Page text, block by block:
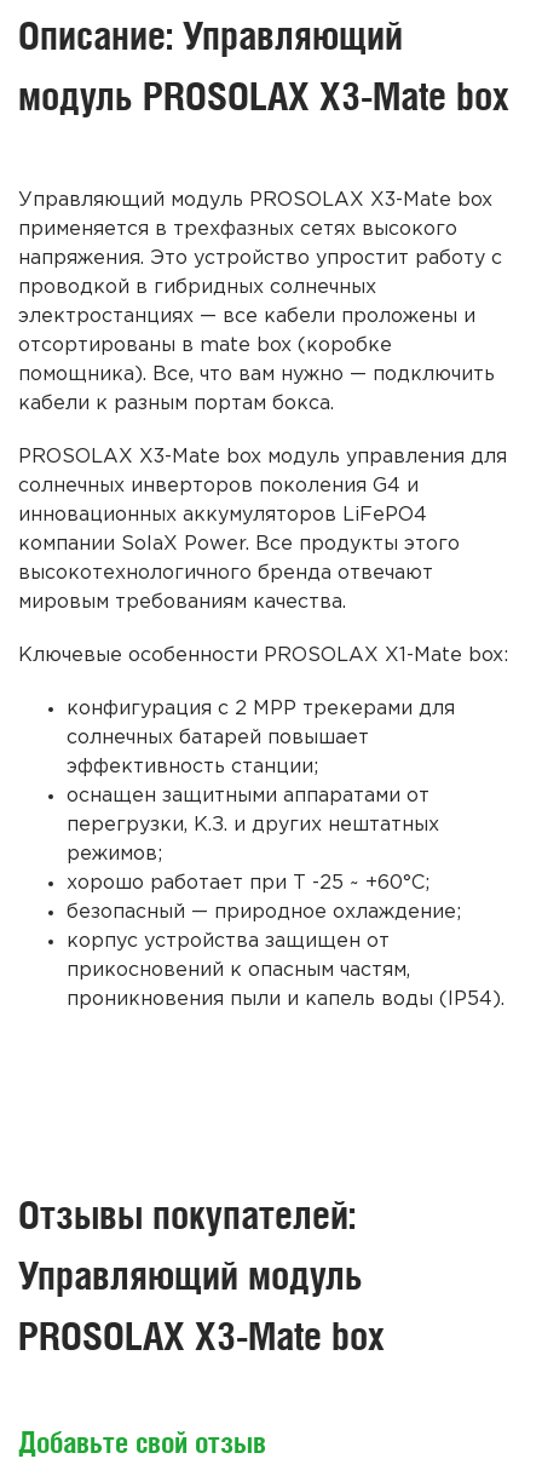
Описание: Управляющий
модуль PROSOLAX X3-Mate box
Управляющий модуль PROSOLAX X3-Mate box
применяется в трехфазных сетях высокого
напряжения. Это устройство упростит работу с
проводкой в гибридных солнечных
электростанциях — все кабели проложены и
отсортированы в mate box (коробке
помощника). Все, что вам нужно — подключить
кабели к разным портам бокса.
PROSOLAX X3-Mate box модуль управления для
солнечных инверторов поколения G4 и
инновационных аккумуляторов LiFePO4
компании SolaХ Power. Все продукты этого
высокотехнологичного бренда отвечают
мировым требованиям качества.
Ключевые особенности PROSOLAX X1-Mate box:
конфигурация с 2 МРР трекерами для
солнечных батарей повышает
эффективность станции;
оснащен защитными аппаратами от
перегрузки, К.З. и других нештатных
режимов;
хорошо работает при Т -25 ~ +60°C;
безопасный — природное охлаждение;
корпус устройства защищен от
прикосновений к опасным частям,
проникновения пыли и капель воды (IP54).
Отзывы покупателей:
Управляющий модуль
PROSOLAX X3-Mate box
Добавьте свой отзыв